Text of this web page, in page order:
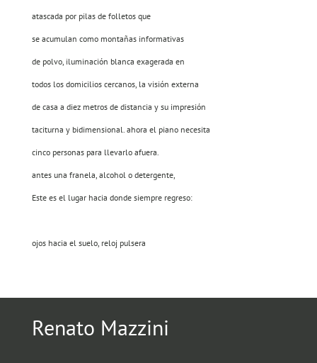
atascada por pilas de folletos que
se acumulan como montañas informativas
de polvo, iluminación blanca exagerada en
todos los domicilios cercanos, la visión externa
de casa a diez metros de distancia y su impresión
taciturna y bidimensional. ahora el piano necesita
cinco personas para llevarlo afuera.
antes una franela, alcohol o detergente,
Este es el lugar hacia donde siempre regreso:
ojos hacia el suelo, reloj pulsera
Renato Mazzini